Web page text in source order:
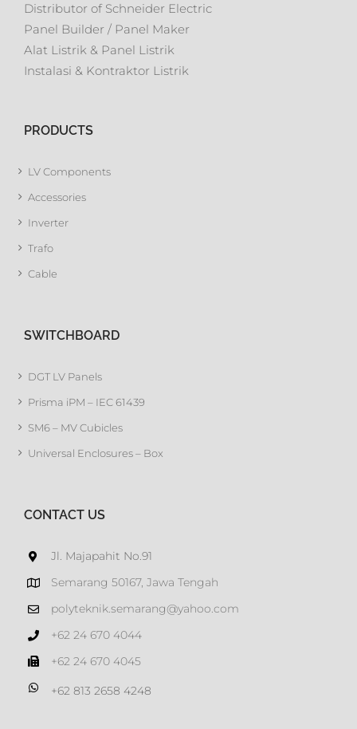
Distributor of Schneider Electric
Panel Builder / Panel Maker
Alat Listrik & Panel Listrik
Instalasi & Kontraktor Listrik
PRODUCTS
LV Components
Accessories
Inverter
Trafo
Cable
SWITCHBOARD
DGT LV Panels
Prisma iPM – IEC 61439
SM6 – MV Cubicles
Universal Enclosures – Box
CONTACT US
Jl. Majapahit No.91
Semarang 50167, Jawa Tengah
polyteknik.semarang@yahoo.com
+62 24 670 4044
+62 24 670 4045
+62 813 2658 4248